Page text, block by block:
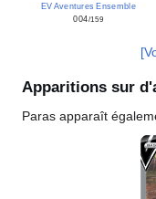
EV Aventures Ensemble
004/159
Apparitions sur
Paras apparaît